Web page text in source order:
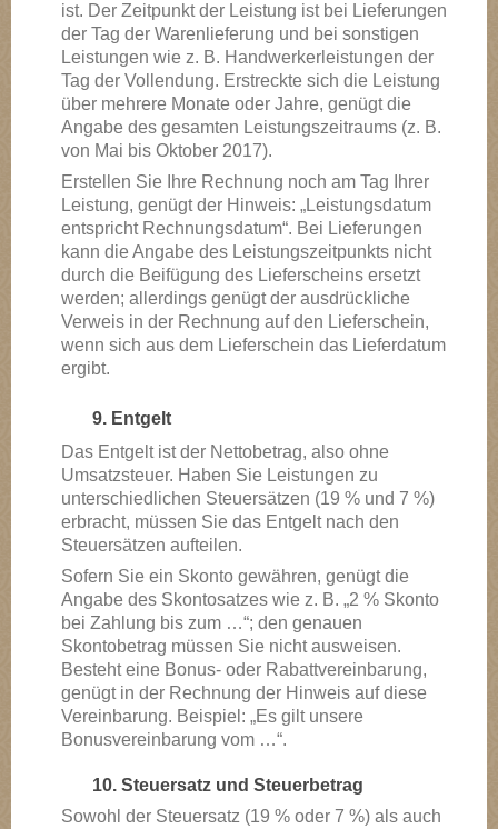
ist. Der Zeitpunkt der Leistung ist bei Lieferungen
der Tag der Warenlieferung und bei sonstigen
Leistungen wie z. B. Handwerkerleistungen der
Tag der Vollendung. Erstreckte sich die Leistung
über mehrere Monate oder Jahre, genügt die
Angabe des gesamten Leistungszeitraums (z. B.
von Mai bis Oktober 2017).
Erstellen Sie Ihre Rechnung noch am Tag Ihrer
Leistung, genügt der Hinweis: „Leistungsdatum
entspricht Rechnungsdatum“. Bei Lieferungen
kann die Angabe des Leistungszeitpunkts nicht
durch die Beifügung des Lieferscheins ersetzt
werden; allerdings genügt der ausdrückliche
Verweis in der Rechnung auf den Lieferschein,
wenn sich aus dem Lieferschein das Lieferdatum
ergibt.
9. Entgelt
Das Entgelt ist der Nettobetrag, also ohne
Umsatzsteuer. Haben Sie Leistungen zu
unterschiedlichen Steuersätzen (19 % und 7 %)
erbracht, müssen Sie das Entgelt nach den
Steuersätzen aufteilen.
Sofern Sie ein Skonto gewähren, genügt die
Angabe des Skontosatzes wie z. B. „2 % Skonto
bei Zahlung bis zum …“; den genauen
Skontobetrag müssen Sie nicht ausweisen.
Besteht eine Bonus- oder Rabattvereinbarung,
genügt in der Rechnung der Hinweis auf diese
Vereinbarung. Beispiel: „Es gilt unsere
Bonusvereinbarung vom …“.
10. Steuersatz und Steuerbetrag
Sowohl der Steuersatz (19 % oder 7 %) als auch